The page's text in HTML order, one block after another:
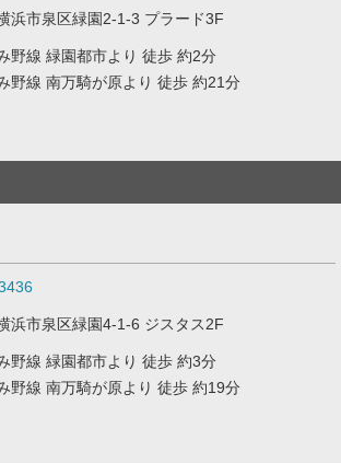
浜市泉区緑園2-1-3 プラード3F
野線 緑園都市より 徒歩 約2分
野線 南万騎が原より 徒歩 約21分
浜市泉区緑園4-1-6 ジスタス2F
野線 緑園都市より 徒歩 約3分
野線 南万騎が原より 徒歩 約19分